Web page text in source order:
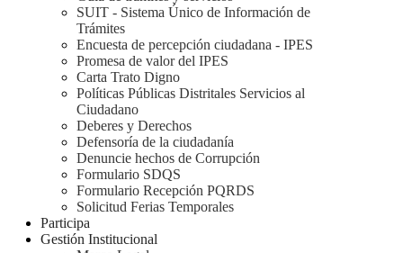
SUIT - Sistema Único de Información de
Trámites
Encuesta de percepción ciudadana - IPES
Promesa de valor del IPES
Carta Trato Digno
Políticas Públicas Distritales Servicios al
Ciudadano
Deberes y Derechos
Defensoría de la ciudadanía
Denuncie hechos de Corrupción
Formulario SDQS
Formulario Recepción PQRDS
Solicitud Ferias Temporales
Participa
Gestión Institucional